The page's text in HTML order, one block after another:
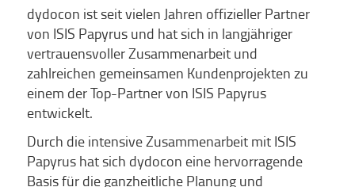
dydocon ist seit vielen Jahren offizieller Partner
von ISIS Papyrus und hat sich in langjähriger
vertrauensvoller Zusammenarbeit und
zahlreichen gemeinsamen Kundenprojekten zu
einem der Top-Partner von ISIS Papyrus
entwickelt.
Durch die intensive Zusammenarbeit mit ISIS
Papyrus hat sich dydocon eine hervorragende
Basis für die ganzheitliche Planung und